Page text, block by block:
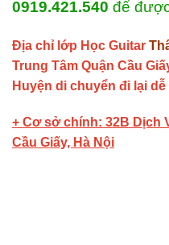
0919.421.540 để
Địa chỉ lớp Học Guitar
Trung Tâm Quận Cầu
Huyện di chuyển đi lại dễ
+ Cơ sở chính: 32B Dịch
Cầu Giấy, Hà Nội